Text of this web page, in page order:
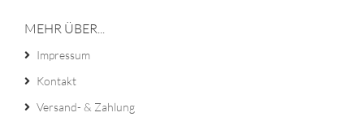
MEHR ÜBER...
Impressum
Kontakt
Versand- & Zahlung